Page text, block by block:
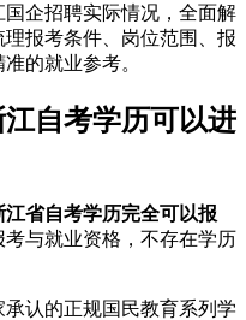
企招聘实际情况，全面解
报考条件、岗位范围、报
的就业参考。
自考学历可以进
江省自考学历完全可以报
与就业资格，不存在学历
认的正规国民教育系列学